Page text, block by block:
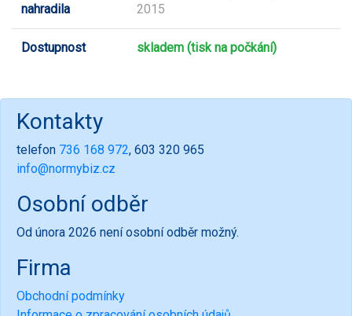
nahradila
2015
Dostupnost skladem (tisk na počkání)
Kontakty
telefon 736 168 972, 603 320 965
info@normybiz.cz
Osobní odběr
Od února 2026 není osobní odběr možný.
Firma
Obchodní podmínky